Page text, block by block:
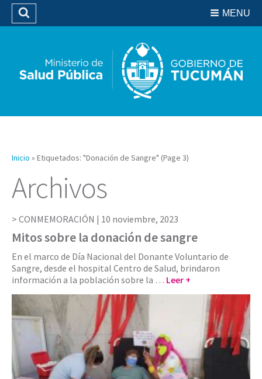
Biblioteca
MENU
Buscar
Inicio » Etiquetados: "Donación de Sangre" (Page 3)
Archivos
CONMEMORACIÓN | 10 noviembre, 2023
Mitos sobre la donación de sangre
En el marco de Día Nacional del Donante Voluntario de
Sangre, desde el hospital Centro de Salud, brindaron
información a la población sobre la … Leer +